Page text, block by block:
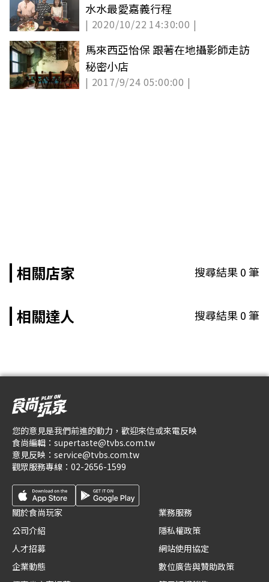
水水最愛嘉義行程
| 2020/10/22 14:30:00 |
馬來西亞怡保 跟著在地攝影師走訪
秘密小店
| 2017/9/24 05:00:00 |
相關店家 搜尋結果0筆
相關達人 搜尋結果0筆
您的意見是我們前進的動力，歡迎來信或來電反映
食尚編輯： supertaste@tvbs.com.tw
意見反映： service@tvbs.com.tw
觀眾服務專線： 02-2656-1599
關於食尚玩家
公司介紹
人才招募
企業動態
業務服務
隱私權政策
網站使用協定
數位廣告與贊助政策